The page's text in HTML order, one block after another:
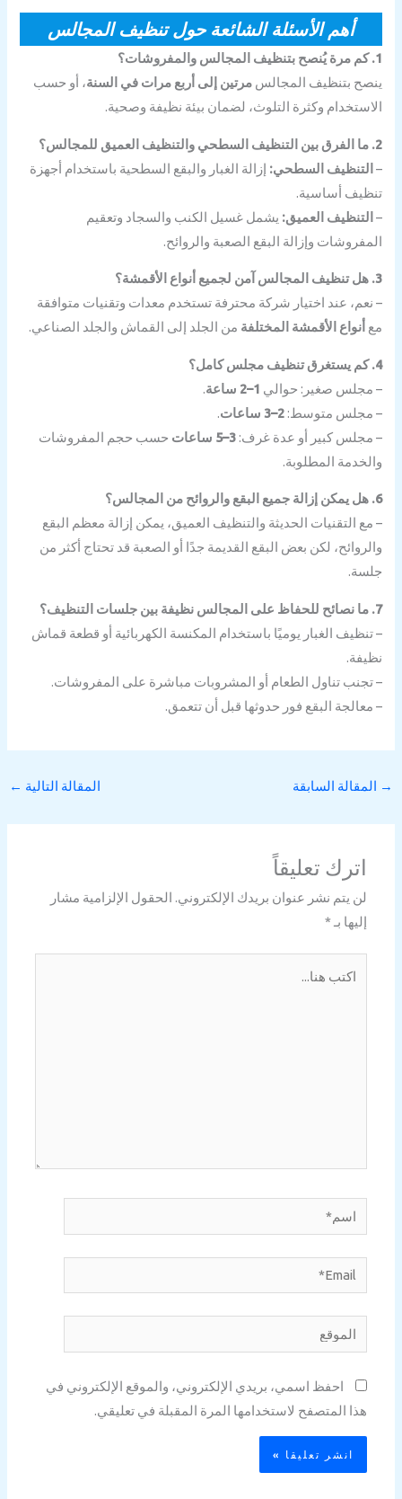
أهم الأسئلة الشائعة حول تنظيف المجالس
بتنظيف المجالسمرتين إلى أربع مرات في السنة ، أو حسب
وكثرة التلوث، لضمان بيئة نظيفة وصحية.
التنظيف السطحي:إزالة الغبار والبقع السطحية باستخدام أجهزة
أساسية.
التنظيف العميق:يشمل غسيل الكنب والسجاد وتعقيم
وإزالة البقع الصعبة والروائح.
عند اختيار شركة محترفة تستخدم معدات وتقنيات متوافقة
أنواع الأقمشة المختلفةمن الجلد إلى القماش والجلد الصناعي.
صغير: حوالي1–2 ساعة
.
مجلس متوسط:2–3 ساعات
.
كبير أو عدة غرف:3–5 ساعات
حسب حجم المفروشات
المطلوبة.
التقنيات الحديثة والتنظيف العميق، يمكن إزالة معظم البقع
لكن بعض البقع القديمة جدًا أو الصعبة قد تحتاج أكثر من
الغبار يوميًا باستخدام المكنسة الكهربائية أو قطعة قماش
تناول الطعام أو المشروبات مباشرة على المفروشات.
البقع فور حدوثها قبل أن تتعمق.
السابقة المقالة التالية←
اترك تعليقاً
لن يتم نشر عنوان بريدك الإلكتروني. الحقول الإلزامية مشار
إليها بـ*
احفظ اسمي، بريدي الإلكتروني، والموقع الإلكتروني في
هذا المتصفح لاستخدامها المرة المقبلة في تعليقي.